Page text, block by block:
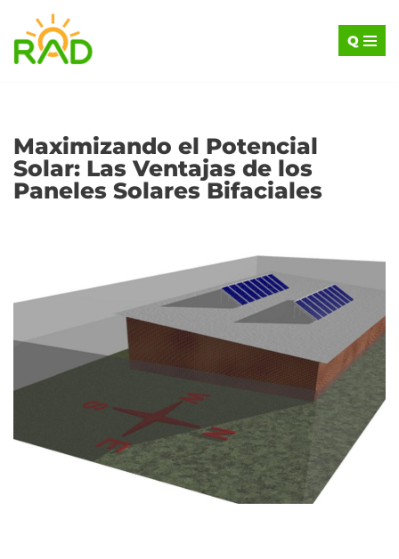
Saltar
al
Q
Maximizando el Potencial
Solar: Las Ventajas de los
Paneles Solares Bifaciales